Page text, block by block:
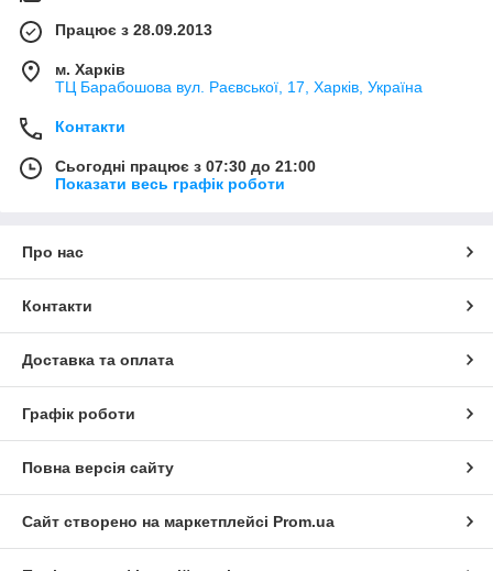
Працює з 28.09.2013
м. Харків
ТЦ Барабошова вул. Раєвської, 17, Харків, Україна
Контакти
Сьогодні працює з 07:30 до 21:00
Показати весь графік роботи
Про нас
Контакти
Доставка та оплата
Графік роботи
Повна версія сайту
Сайт створено на маркетплейсі Prom.ua